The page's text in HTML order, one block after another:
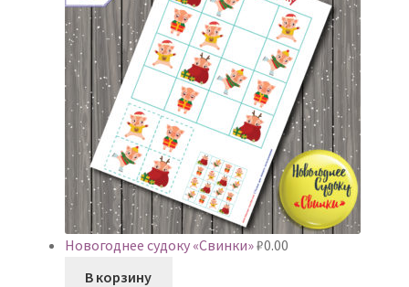
Новогоднее судоку «Свинки»₽0.00
В корзину